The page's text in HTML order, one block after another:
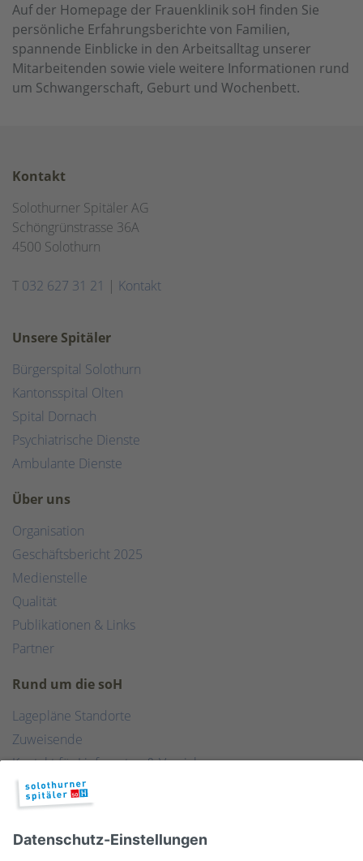
Auf der Homepage der Frauenklinik soH finden Sie
persönliche Erfahrungsberichte von Familien,
spannende Einblicke in den Arbeitsalltag unserer
Mitarbeitenden sowie viele weitere Informationen rund
um Schwangerschaft, Geburt und Wochenbett.
Kontakt
Solothurner Spitäler AG
Schöngrünstrasse 36A
4500 Solothurn
T 032 627 31 21 | Kontakt
Unsere Spitäler
Bürgerspital Solothurn
Kantonsspital Olten
Spital Dornach
Psychiatrische Dienste
Ambulante Dienste
Über uns
Organisation
Geschäftsbericht 2025
Medienstelle
Qualität
Publikationen & Links
Partner
Rund um die soH
Lagepläne Standorte
Zuweisende
Kontakt für Lieferanten & Versicherungen
Zentralwäscherei
HEBSORG
Spital Club